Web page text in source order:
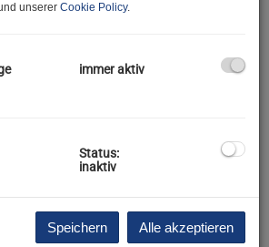
Essplatz, Wohnzimmer, Schlafzimmer
unserer Cookie Policy.
immer aktiv
Status:
inaktiv
Speichern Alle akzeptieren